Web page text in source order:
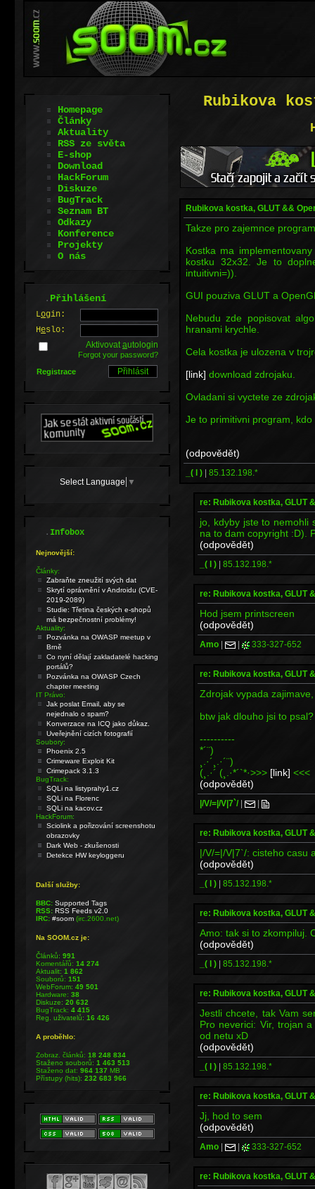
Rubikova
Rubikova kostka, GLUT &&
Takze pro zajemnce
Kostka ma
kostku 32x32. Je to
intuitivni=)).
GUI pouziva GLUT a
Nebudu zde popisovat
hranami krychle.
Cela kostka je ulozena v
[link] download zdrojaku.
Ovladani si vyctete ze
Je to primitivni program,
(odpovědět)
_( l ) | 85.132.198.*
re: Rubikova kostka, GLUT
jo, kdyby jste to nemohli
na to dam copyright :D).
(odpovědět)
_( l ) | 85.132.198.*
re: Rubikova kostka, GLUT
Hod jsem printscreen
(odpovědět)
Amo | | 333-327-652
re: Rubikova kostka, GLUT
Zdrojak vypada
btw jak dlouho jsi to psal?
----------
*´¨)
¸.·´¸.·´¨)
(¸.·´ (¸.·*´`*·>>> [link] <<<
(odpovědět)
|/V/=|/V|7`/| |
re: Rubikova kostka, GLUT
|/V/=|/V|7`/: cisteho casu
(odpovědět)
_( l ) | 85.132.198.*
re: Rubikova kostka, GLUT
Amo: tak si to zkompiluj.
(odpovědět)
_( l ) | 85.132.198.*
re: Rubikova kostka, GLUT
Jestli chcete, tak Vam
Pro neverici: Vir, trojan
od netu xD
(odpovědět)
_( l ) | 85.132.198.*
re: Rubikova kostka, GLUT
Jj, hod to sem
(odpovědět)
Amo | | 333-327-652
re: Rubikova kostka, GLUT
Homepage
Články
Aktuality
RSS ze světa
E-shop
Download
HackForum
Diskuze
BugTrack
Seznam BT
Odkazy
Konference
Projekty
O nás
.Přihlášení
Login:
Heslo:
Aktivovatautologin
Forgot your password?
Registrace
Select Language ▼
.Infobox
Nejnovější:
Články:
Zabraňte zneužití svých dat
Skrytí oprávnění v Androidu (CVE-
2019-2089)
Studie: Třetina českých e-shopů
má bezpečnostní problémy!
Aktuality:
Pozvánka na OWASP meetup v
Brně
Co nyní dělají zakladatelé hacking
portálů?
Pozvánka na OWASP Czech
chapter meeting
IT Právo:
Jak poslat Email, aby se
nejednalo o spam?
Konverzace na ICQ jako důkaz.
Uveřejnění cizích fotografií
Soubory:
Phoenix 2.5
Crimeware Exploit Kit
Crimepack 3.1.3
BugTrack:
SQLi na listyprahy1.cz
SQLi na Florenc
SQLi na kacov.cz
HackForum:
Sciolink a pořizování screenshotu
obrazovky
Dark Web - zkušenosti
Detekce HW keyloggeru
Další služby:
BBC: Supported Tags
RSS: RSS Feeds v2.0
IRC: #soom(irc.2600.net)
Na SOOM.cz je:
Článků:991
Komentářů:14 274
Aktualit:1 862
Souborů:151
WebForum:49 501
Hardware:38
Diskuze:20 632
BugTrack:4 415
Reg. uživatelů:16 426
A proběhlo:
Zobraz. článků:18 248 834
Staženo souborů:1 463 513
Staženo dat:964 137MB
Přístupy (hits):232 683 966